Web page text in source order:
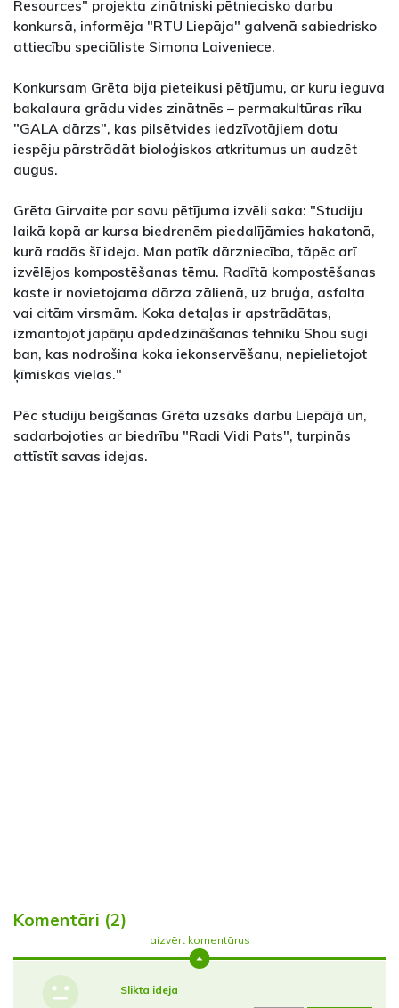
Resources" projekta zinātniski pētniecisko darbu
konkursā, informēja "RTU Liepāja" galvenā sabiedrisko
attiecību speciāliste Simona Laiveniece.
Konkursam Grēta bija pieteikusi pētījumu, ar kuru ieguva
bakalaura grādu vides zinātnēs – permakultūras rīku
"GALA dārzs", kas pilsētvides iedzīvotājiem dotu
iespēju pārstrādāt bioloģiskos atkritumus un audzēt
augus.
Grēta Girvaite par savu pētījuma izvēli saka: "Studiju
laikā kopā ar kursa biedrenēm piedalījāmies hakatonā,
kurā radās šī ideja. Man patīk dārzniecība, tāpēc arī
izvēlējos kompostēšanas tēmu. Radītā kompostēšanas
kaste ir novietojama dārza zālienā, uz bruģa, asfalta
vai citām virsmām. Koka detaļas ir apstrādātas,
izmantojot japāņu apdedzināšanas tehniku Shou sugi
ban, kas nodrošina koka iekonservēšanu, nepielietojot
ķīmiskas vielas."
Pēc studiju beigšanas Grēta uzsāks darbu Liepājā un,
sadarbojoties ar biedrību "Radi Vidi Pats", turpinās
attīstīt savas idejas.
Komentāri (2)
aizvērt komentārus
Slikta ideja